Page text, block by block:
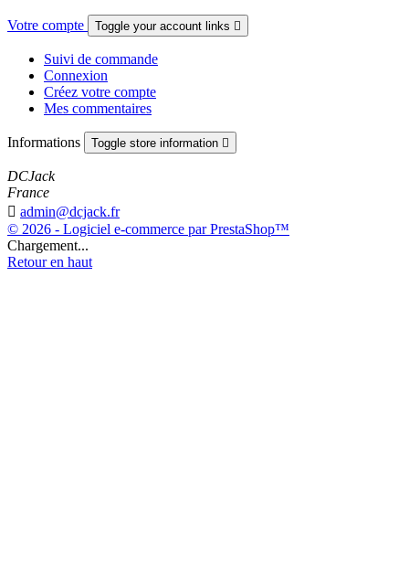
Votre compte Toggle your account links 
Suivi de commande
Connexion
Créez votre compte
Mes commentaires
Informations Toggle store information 
DCJack
France
 admin@dcjack.fr
© 2026 - Logiciel e-commerce par PrestaShop™
Chargement...
Retour en haut